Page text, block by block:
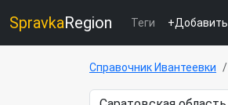
SpravkaRegion Теги +Добавить
Справочник Ивантеевки